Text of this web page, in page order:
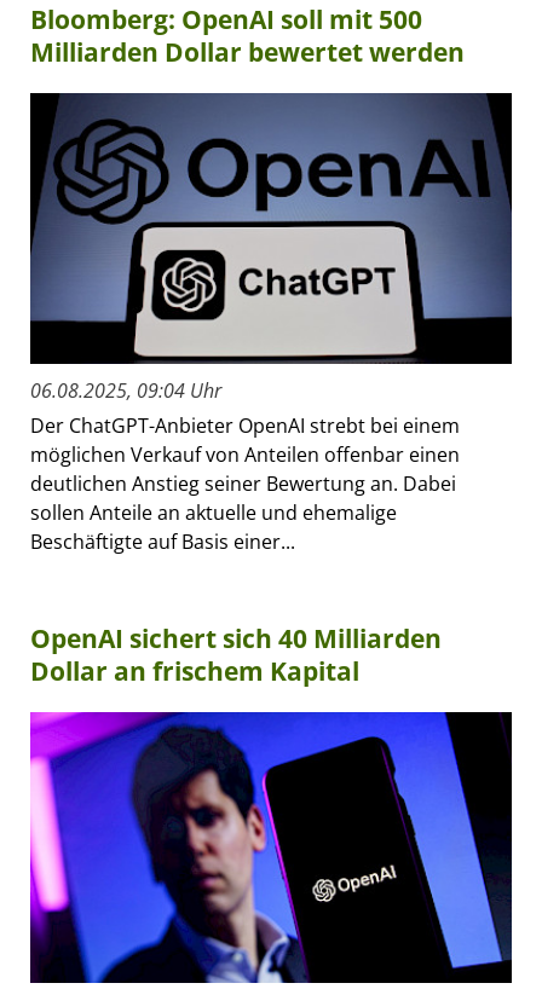
Bloomberg: OpenAI soll mit 500
Milliarden Dollar bewertet werden
06.08.2025, 09:04 Uhr
Der ChatGPT-Anbieter OpenAI strebt bei einem
möglichen Verkauf von Anteilen offenbar einen
deutlichen Anstieg seiner Bewertung an. Dabei
sollen Anteile an aktuelle und ehemalige
Beschäftigte auf Basis einer...
OpenAI sichert sich 40 Milliarden
Dollar an frischem Kapital